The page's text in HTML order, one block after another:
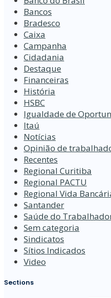
Bancos
Bradesco
Caixa
Campanha
Cidadania
Destaque
Financeiras
História
HSBC
Igualdade de
Itaú
Notícias
Opinião de
Recentes
Regional Curitiba
Regional PACTU
Regional Vida
Santander
Saúde do
Sem categoria
Sindicatos
Sítios Indicados
Video
Sections